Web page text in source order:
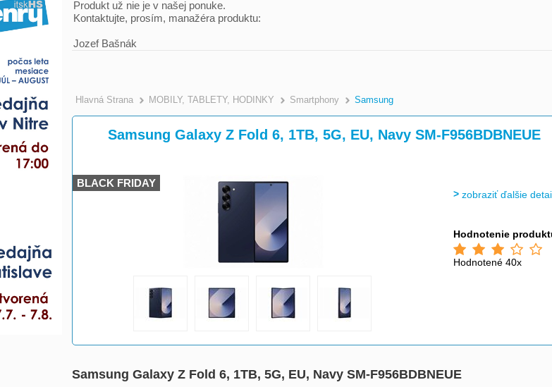
Produkt už nie je v našej ponuke.
Kontaktujte, prosím, manažéra produktu:
Jozef Bašnák
Hlavná Strana >
MOBILY, TABLETY, HODINKY >
Smartphony >
Samsung
Samsung Galaxy Z Fold 6, 1TB, 5G, EU, Navy SM-F956BDBNEUE
BLACK FRIDAY
zobraziť ďalšie
Hodnotenie
Hodnotené 40x
Samsung Galaxy Z Fold 6, 1TB, 5G, EU, Navy SM-F956BDBNEUE